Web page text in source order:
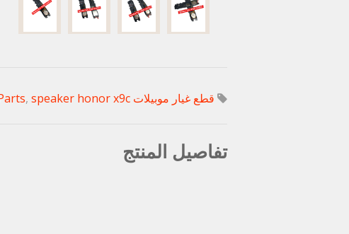
قطع غيار موبيلات Huawei , speaker honor x9c
تفاصيل المنتج